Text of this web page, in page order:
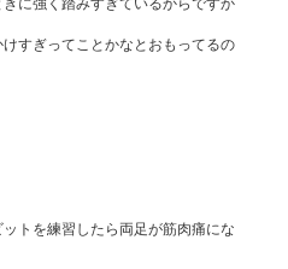
すぎってことかなとおもってるの
トを練習したら両足が筋肉痛にな